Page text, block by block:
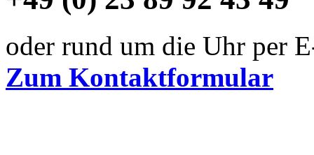
oder rund um die Uhr per
Zum Kontaktformular